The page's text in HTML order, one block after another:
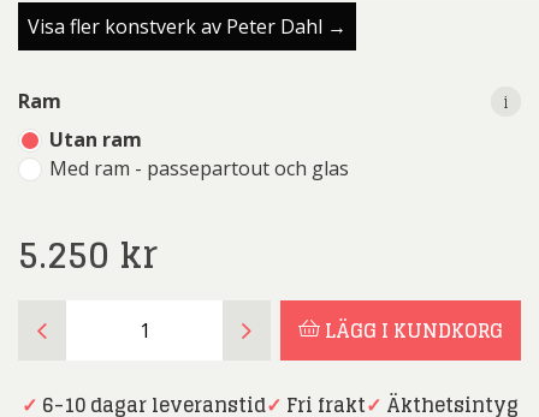
Visa fler konstverk av Peter Dahl →
Ram
Utan ram
Med ram - passepartout och glas
i
5.250 kr
i
Dahl
Stammisar
LÄGG I KUNDKORG
✓ 6-10 dagar leveranstid✓ Fri frakt✓ Äkthetsintyg